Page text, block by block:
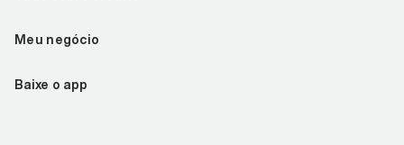
Meu negócio
Baixe o app